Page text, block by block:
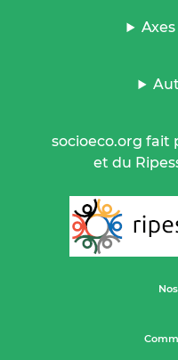
socioeco.org fait
et du